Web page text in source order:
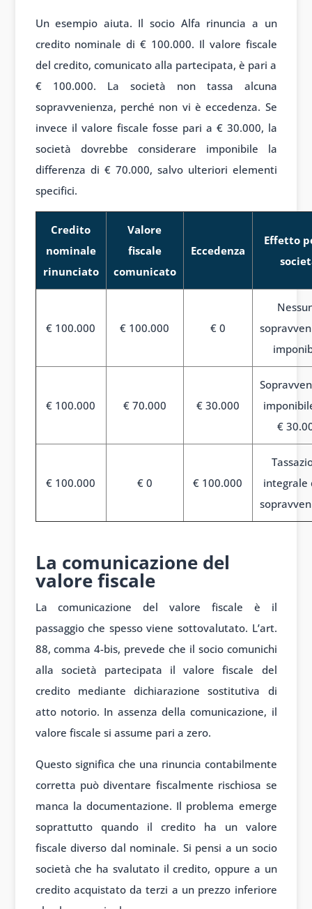
Un esempio aiuta. Il socio Alfa rinuncia a un
credito nominale di € 100.000. Il valore fiscale
del credito, comunicato alla partecipata, è pari a
€ 100.000. La società non tassa alcuna
sopravvenienza, perché non vi è eccedenza. Se
invece il valore fiscale fosse pari a € 30.000, la
società dovrebbe considerare imponibile la
differenza di € 70.000, salvo ulteriori elementi
specifici.
Credito
nominale
rinunciato
Valore
fiscale
comunicato
Eccedenza
Effetto
€ 100.000 € 100.000 € 0
€ 100.000 € 70.000 € 30.000
€
€ 100.000 € 0 € 100.000
integrale
La comunicazione del
valore fiscale
La comunicazione del valore fiscale è il
passaggio che spesso viene sottovalutato. L’art.
88, comma 4-bis, prevede che il socio comunichi
alla società partecipata il valore fiscale del
credito mediante dichiarazione sostitutiva di
atto notorio. In assenza della comunicazione, il
valore fiscale si assume pari a zero.
Questo significa che una rinuncia contabilmente
corretta può diventare fiscalmente rischiosa se
manca la documentazione. Il problema emerge
soprattutto quando il credito ha un valore
fiscale diverso dal nominale. Si pensi a un socio
società che ha svalutato il credito, oppure a un
credito acquistato da terzi a un prezzo inferiore